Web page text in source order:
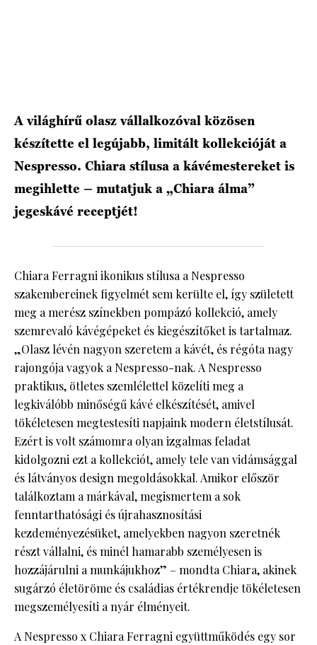
A világhírű olasz vállalkozóval közösen
készítette el legújabb, limitált kollekcióját a
Nespresso. Chiara stílusa a kávémestereket is
megihlette – mutatjuk a „Chiara álma”
jegeskávé receptjét!
Chiara Ferragni ikonikus stílusa a Nespresso
szakembereinek figyelmét sem kerülte el, így született
meg a merész színekben pompázó kollekció, amely
szemrevaló kávégépeket és kiegészítőket is tartalmaz.
„Olasz lévén nagyon szeretem a kávét, és régóta nagy
rajongója vagyok a Nespresso-nak. A Nespresso
praktikus, ötletes szemlélettel közelíti meg a
legkiválóbb minőségű kávé elkészítését, amivel
tökéletesen megtestesíti napjaink modern életstílusát.
Ezért is volt számomra olyan izgalmas feladat
kidolgozni ezt a kollekciót, amely tele van vidámsággal
és látványos design megoldásokkal. Amikor először
találkoztam a márkával, megismertem a sok
fenntarthatósági és újrahasznosítási
kezdeményezésüket, amelyekben nagyon szeretnék
részt vállalni, és minél hamarabb személyesen is
hozzájárulni a munkájukhoz” – mondta Chiara, akinek
sugárzó életöröme és családias értékrendje tökéletesen
megszemélyesíti a nyár élményeit.
A Nespresso x Chiara Ferragni együttműködés egy sor